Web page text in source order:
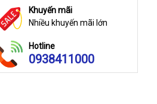
Khuyến mãi
Nhiều khuyến mãi lớn
Hotline
0938411000